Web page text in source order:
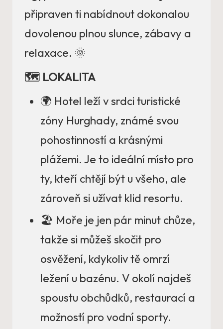
připraven ti nabídnout dokonalou
dovolenou plnou slunce, zábavy a
relaxace. 🌞
🗺️ LOKALITA
🌍 Hotel leží v srdci turistické
zóny Hurghady, známé svou
pohostinností a krásnými
plážemi. Je to ideální místo pro
ty, kteří chtějí být u všeho, ale
zároveň si užívat klid resortu.
🏖️ Moře je jen pár minut chůze,
takže si můžeš skočit pro
osvěžení, kdykoliv tě omrzí
ležení u bazénu. V okolí najdeš
spoustu obchůdků, restaurací a
možností pro vodní sporty.